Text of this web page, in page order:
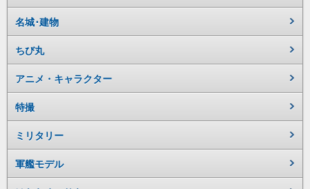
名城･建物
ちび丸
アニメ・キャラクター
特撮
ミリタリー
軍艦モデル